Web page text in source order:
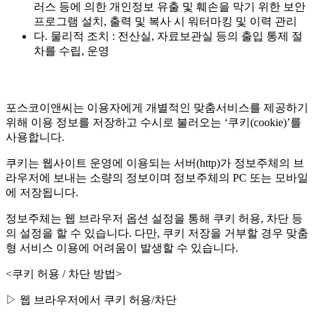
러스 등에 의한 개인정보 유출 및 훼손을 막기 위한 보안
프로그램 설치, 출력 및 복사 시 워터마킹 및 이력 관리
다. 물리적 조치 : 전산실, 자료보관실 등의 출입 통제 절
차를 수립, 운영
포스코이앤씨는 이용자에게 개별적인 맞춤서비스를 제공하기
위해 이용 정보를 저장하고 수시로 불러오는 ‘쿠키(cookie)’를
사용합니다.
쿠키는 웹사이트 운영에 이용되는 서버(http)가 정보주체의 브
라우저에 보내는 소량의 정보이며 정보주체의 PC 또는 모바일
에 저장됩니다.
정보주체는 웹 브라우저 옵션 설정을 통해 쿠키 허용, 차단 등
의 설정을 할 수 있습니다. 다만, 쿠키 저장을 거부할 경우 맞춤
형 서비스 이용에 어려움이 발생할 수 있습니다.
<쿠키 허용 / 차단 방법>
▷ 웹 브라우저에서 쿠키 허용/차단